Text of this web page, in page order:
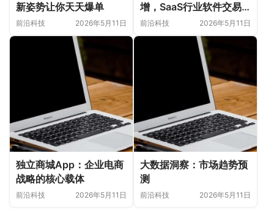
新姿势让你天天爆单
前沿科技 2026年5月11日
增，SaaS行业软件交易
正迎来大爆发！艾蒂娜科
技
前沿科技 2026年5月11日
独立商城App：企业电商
战略的核心载体
前沿科技 2026年5月11日
大数据洞察：市场趋势预
测
前沿科技 2026年5月11日